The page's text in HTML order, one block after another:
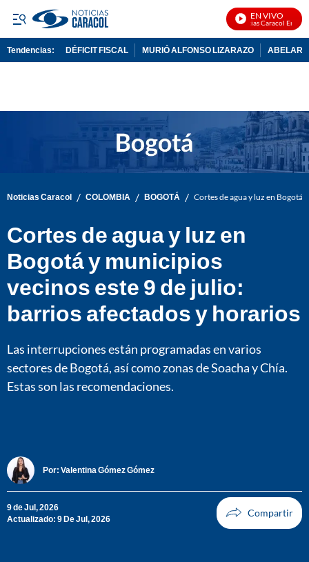
EN VIVO
Noticias Caracol En Vivo
Tendencias: DÉFICIT FISCAL MURIÓ ALFONSO LIZARAZO
Noticias Caracol / COLOMBIA / BOGOTÁ / Cortes de agua y luz en Bogotá
Cortes de agua y luz en
Bogotá y municipios
vecinos este 9 de julio:
barrios afectados y horarios
Las interrupciones están programadas en varios
sectores de Bogotá, así como zonas de Soacha y Chía.
Estas son las recomendaciones.
Por: Valentina Gómez Gómez
9 de Jul, 2026
Actualizado: 9 De Jul, 2026